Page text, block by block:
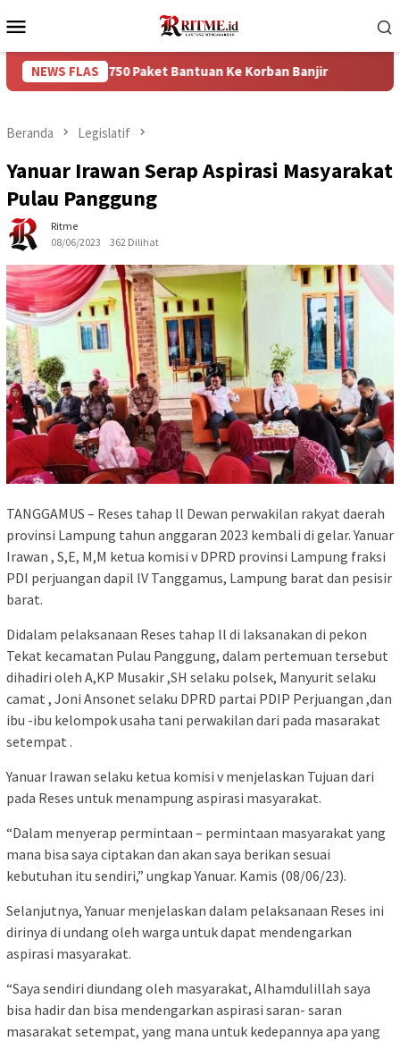
ke
Mobile
NEWS FLAS
750 Paket Bantuan Ke Korban Banjir Puncak Arus
Beranda Legislatif
Yanuar Irawan Serap Aspirasi Masyarakat
Pulau Panggung
Ritme
08/06/2023
362 Dilihat
TANGGAMUS – Reses tahap ll Dewan perwakilan rakyat daerah
provinsi Lampung tahun anggaran 2023 kembali di gelar. Yanuar
Irawan , S,E, M,M ketua komisi v DPRD provinsi Lampung fraksi
PDI perjuangan dapil lV Tanggamus, Lampung barat dan pesisir
barat.
Didalam pelaksanaan Reses tahap ll di laksanakan di pekon
Tekat kecamatan Pulau Panggung, dalam pertemuan tersebut
dihadiri oleh A,KP Musakir ,SH selaku polsek, Manyurit selaku
camat , Joni Ansonet selaku DPRD partai PDIP Perjuangan ,dan
ibu -ibu kelompok usaha tani perwakilan dari pada masarakat
setempat .
Yanuar Irawan selaku ketua komisi v menjelaskan Tujuan dari
pada Reses untuk menampung aspirasi masyarakat.
“Dalam menyerap permintaan – permintaan masyarakat yang
mana bisa saya ciptakan dan akan saya berikan sesuai
kebutuhan itu sendiri,” ungkap Yanuar. Kamis (08/06/23).
Selanjutnya, Yanuar menjelaskan dalam pelaksanaan Reses ini
dirinya di undang oleh warga untuk dapat mendengarkan
aspirasi masyarakat.
“Saya sendiri diundang oleh masyarakat, Alhamdulillah saya
bisa hadir dan bisa mendengarkan aspirasi saran- saran
masarakat setempat, yang mana untuk kedepannya apa yang